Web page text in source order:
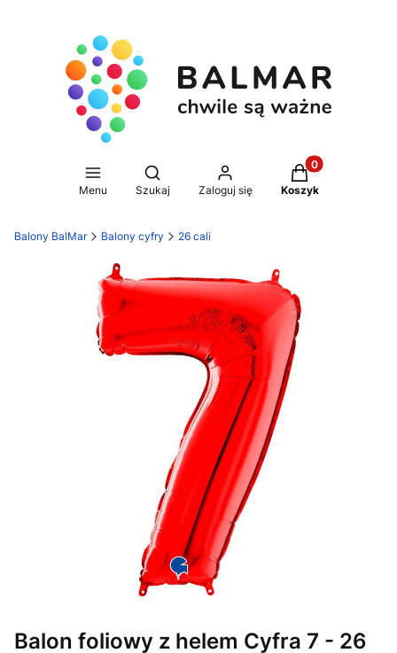
Menu
Otwórz wyszukiwarkę
Szukaj Zaloguj się
Produkty w
Koszyk
Balony BalMar Balony cyfry 26 cali
Balon foliowy z helem Cyfra 7 - 26